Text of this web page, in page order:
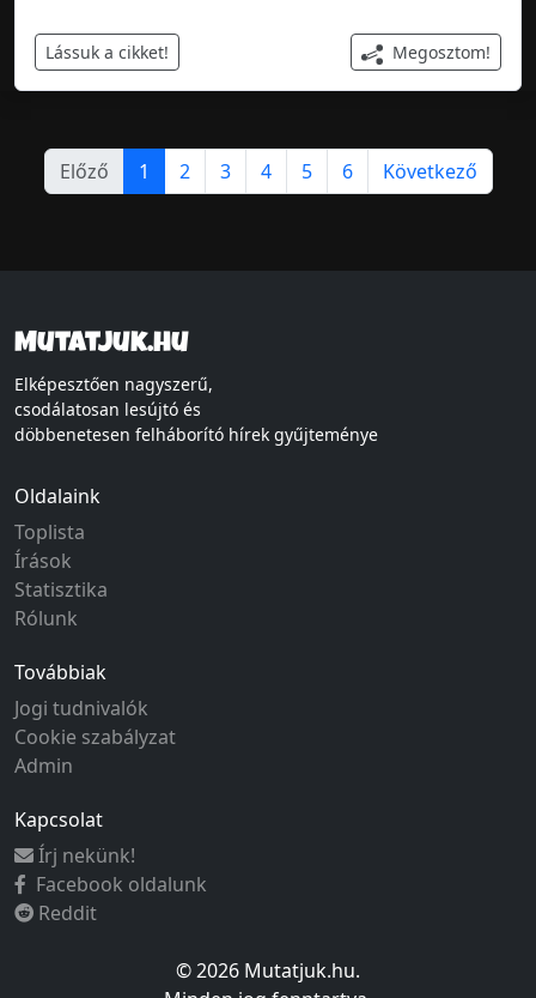
Lássuk a cikket! Megosztom!
Előző 1 2 3 4 5 6 Következő
Mutatjuk.hu
Elképesztően nagyszerű,
csodálatosan lesújtó és
döbbenetesen felháborító hírek gyűjteménye
Oldalaink
Toplista
Írások
Statisztika
Rólunk
Továbbiak
Jogi tudnivalók
Cookie szabályzat
Admin
Kapcsolat
Írj nekünk!
Facebook oldalunk
Reddit
© 2026 Mutatjuk.hu.